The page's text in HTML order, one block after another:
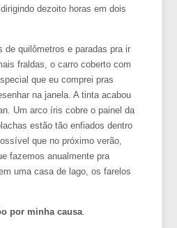
dezoito horas em dois
de quilômetros e paradas pra ir
fraldas, o carro coberto com
que eu comprei pras
na janela. A tinta acabou
Um arco íris cobre o painel da
estão tão enfiados dentro
que no próximo verão,
fazemos anualmente pra
uma casa de lago, os farelos
por minha causa